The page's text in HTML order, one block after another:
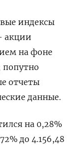
индексы
акции
на фоне
попутно
отчеты
данные.
на 0,28%
до 4.156,48​